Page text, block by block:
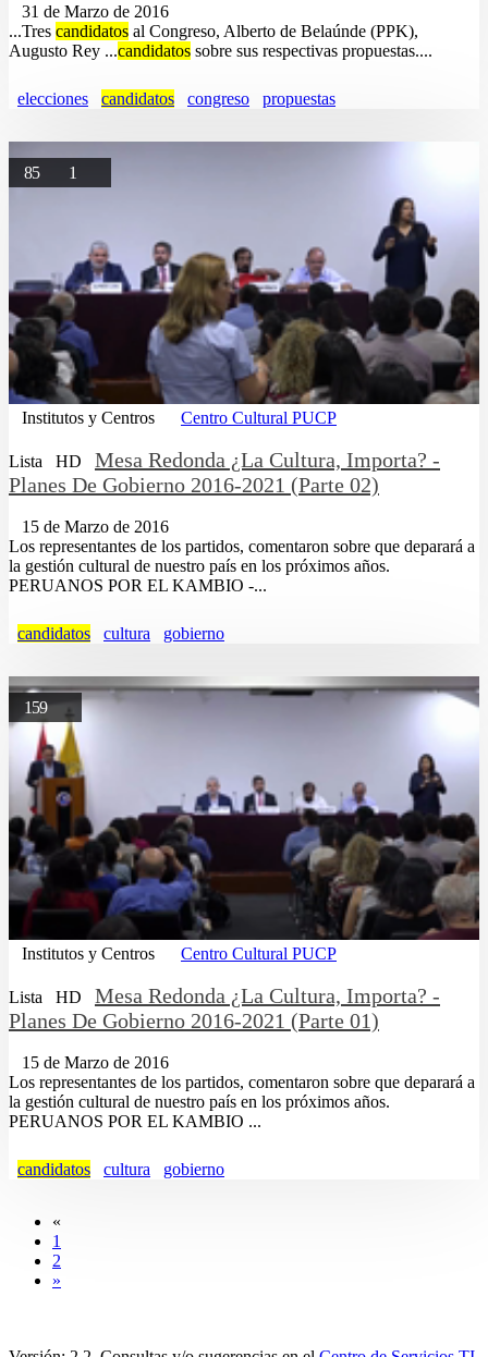
31 de Marzo de 2016
...Tres candidatos al Congreso, Alberto de Belaúnde (PPK),
Augusto Rey ...candidatos sobre sus respectivas propuestas....
elecciones candidatos congreso propuestas
85 1
Institutos y Centros Centro Cultural PUCP
Lista HD
Mesa Redonda ¿La Cultura, Importa? -
Planes De Gobierno 2016-2021 (Parte 02)
15 de Marzo de 2016
Los representantes de los partidos, comentaron sobre que deparará a
la gestión cultural de nuestro país en los próximos años.
PERUANOS POR EL KAMBIO -...
candidatos cultura gobierno
159
Institutos y Centros Centro Cultural PUCP
Lista HD
Mesa Redonda ¿La Cultura, Importa? -
Planes De Gobierno 2016-2021 (Parte 01)
15 de Marzo de 2016
Los representantes de los partidos, comentaron sobre que deparará a
la gestión cultural de nuestro país en los próximos años.
PERUANOS POR EL KAMBIO ...
candidatos cultura gobierno
«
1
2
»